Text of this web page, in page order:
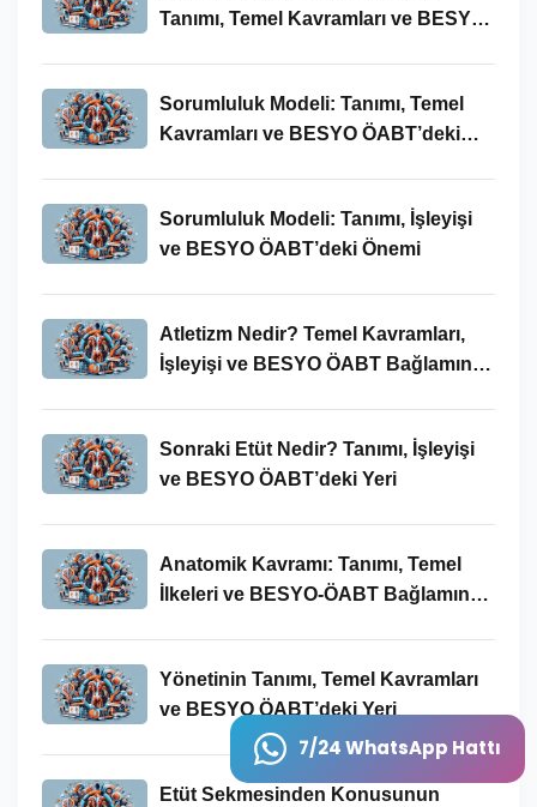
7/24 WhatsApp Hattı
Tanımı, Temel Kavramları ve BESYO-
Sorumluluk Modeli: Tanımı, Temel
Kavramları ve BESYO ÖABT’deki
Sorumluluk Modeli: Tanımı, İşleyişi
ve BESYO ÖABT’deki Önemi
Atletizm Nedir? Temel Kavramları,
İşleyişi ve BESYO ÖABT Bağlamında
Sonraki Etüt Nedir? Tanımı, İşleyişi
ve BESYO ÖABT’deki Yeri
Anatomik Kavramı: Tanımı, Temel
İlkeleri ve BESYO-ÖABT Bağlamında
Yönetinin Tanımı, Temel Kavramları
ve BESYO ÖABT’deki Yeri
Etüt Sekmesinden Konusunun